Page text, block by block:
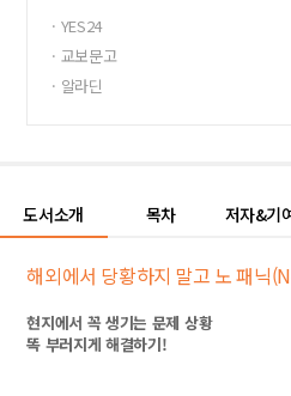
· YES24
· 교보문고
· 알라딘
도서소개 목차 저자&기
해외에서 당황하지 말고 노 패닉
현지에서 꼭 생기는 문제 상황
똑 부러지게 해결하기!